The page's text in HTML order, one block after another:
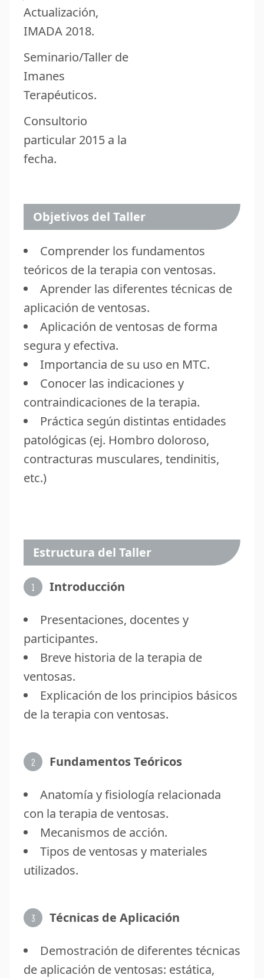
Actualización,
IMADA 2018.
Seminario/Taller de
Imanes
Terapéuticos.
Consultorio
particular 2015 a la
fecha.
Objetivos del Taller
Comprender los fundamentos
teóricos de la terapia con ventosas.
Aprender las diferentes técnicas de
aplicación de ventosas.
Aplicación de ventosas de forma
segura y efectiva.
Importancia de su uso en MTC.
Conocer las indicaciones y
contraindicaciones de la terapia.
Práctica según distintas entidades
patológicas (ej. Hombro doloroso,
contracturas musculares, tendinitis,
etc.)
Estructura del Taller
1 Introducción
Presentaciones, docentes y
participantes.
Breve historia de la terapia de
ventosas.
Explicación de los principios básicos
de la terapia con ventosas.
2 Fundamentos Teóricos
Anatomía y fisiología relacionada
con la terapia de ventosas.
Mecanismos de acción.
Tipos de ventosas y materiales
utilizados.
3 Técnicas de Aplicación
Demostración de diferentes técnicas
de aplicación de ventosas: estática,